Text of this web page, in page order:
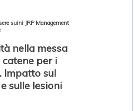
suini JRP Management
nella messa
per i
Impatto sul
sulle lesioni